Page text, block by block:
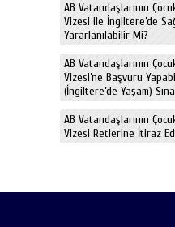
AB Vatandaşlarının
Vizesi ile İngiltere’de
Yararlanılabilir Mi?
AB Vatandaşlarının
Vizesi’ne Başvuru
(İngiltere’de Yaşam)
AB Vatandaşlarının
Vizesi Retlerine İtiraz